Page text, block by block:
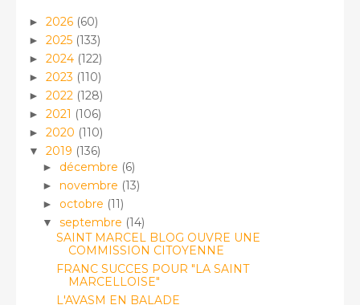
► 2026 (60)
► 2025 (133)
► 2024 (122)
► 2023 (110)
► 2022 (128)
► 2021 (106)
► 2020 (110)
▼ 2019 (136)
► décembre (6)
► novembre (13)
► octobre (11)
▼ septembre (14)
SAINT MARCEL BLOG OUVRE UNE
COMMISSION CITOYENNE
FRANC SUCCES POUR "LA SAINT
MARCELLOISE"
L'AVASM EN BALADE